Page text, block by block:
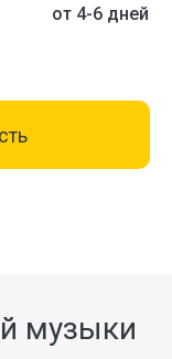
от 4-6 дней
музыки